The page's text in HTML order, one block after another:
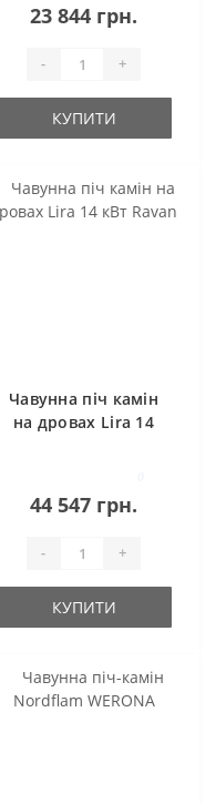
23 844 грн.
- +
КУПИТИ
Чавунна піч камін
на дровах Lira 14
44 547 грн.
- +
КУПИТИ